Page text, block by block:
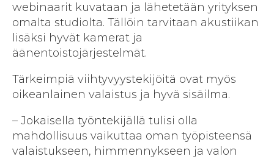
webinaarit kuvataan ja lähetetään yrityksen
omalta studiolta. Tällöin tarvitaan akustiikan
lisäksi hyvät kamerat ja
äänentoistojärjestelmät.
Tärkeimpiä viihtyvyystekijöitä ovat myös
oikeanlainen valaistus ja hyvä sisäilma.
– Jokaisella työntekijällä tulisi olla
mahdollisuus vaikuttaa oman työpisteensä
valaistukseen, himmennykseen ja valon